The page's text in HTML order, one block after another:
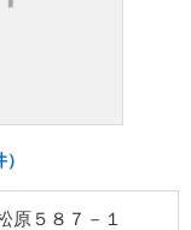
原５８７－１